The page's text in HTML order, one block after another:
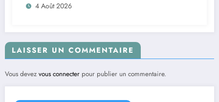
4 Août 2026
LAISSER UN COMMENTAIRE
Vous devez vous connecter pour publier un commentaire.